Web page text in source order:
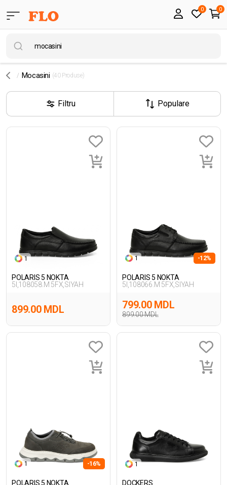
0 0
Mocasini (40 Produse)
Filtru Populare
1
POLARIS 5 NOKTA
5I,108058.M 5FX,SIYAH
899.00 MDL
1 -12%
POLARIS 5 NOKTA
5I,108066.M 5FX,SIYAH
899.00 MDL
799.00 MDL
1 -16%
POLARIS 5 NOKTA
1
DOCKERS